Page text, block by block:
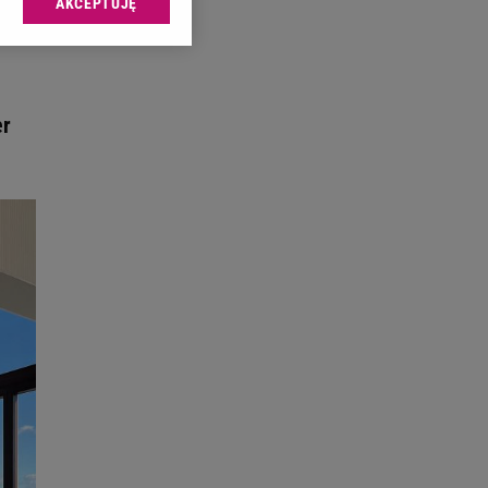
sp. z o.o., jej
Zmiana ustawień
celów identyfikacji.
reklam i treści,